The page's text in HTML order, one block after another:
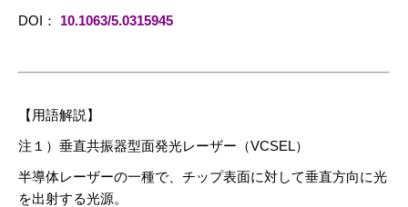
DOI： 10.1063/5.0315945
【用語解説】
注１）垂直共振器型面発光レーザー（VCSEL）
半導体レーザーの一種で、チップ表面に対して垂直方向に光
を出射する光源。